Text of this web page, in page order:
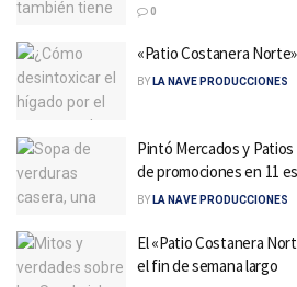
0
«Patio Costanera
BY LA NAVE PRODUCCIONES
Pintó Mercados y
de promociones en 11
BY LA NAVE PRODUCCIONES
El «Patio Costanera
el fin de semana largo